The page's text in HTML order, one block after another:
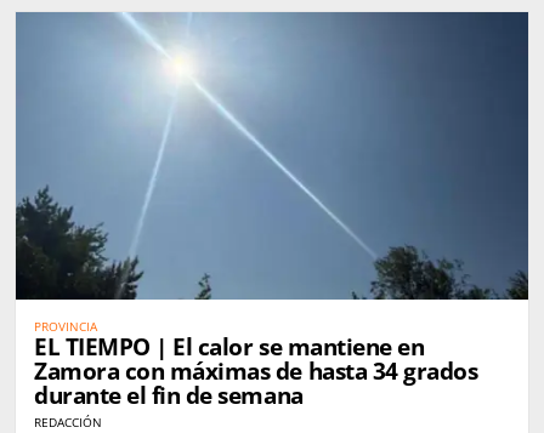
PROVINCIA
EL TIEMPO | El calor se mantiene en
Zamora con máximas de hasta 34 grados
durante el fin de semana
REDACCIÓN